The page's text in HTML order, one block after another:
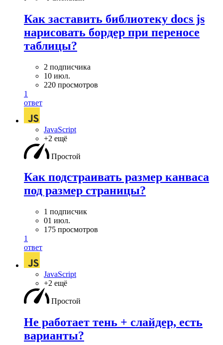
Как заставить библиотеку docs js
нарисовать бордер при переносе
таблицы?
2 подписчика
10 июл.
220 просмотров
1
ответ
JavaScript
+2 ещё
Простой
Как подстраивать размер канваса
под размер страницы?
1 подписчик
01 июл.
175 просмотров
1
ответ
JavaScript
+2 ещё
Простой
Не работает тень + слайдер, есть
варианты?